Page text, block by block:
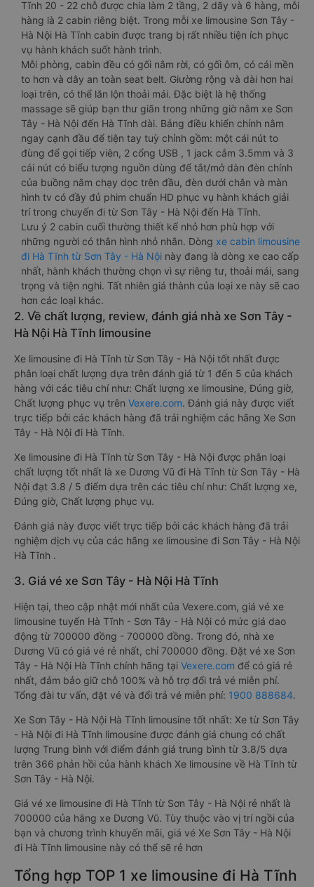
Tĩnh 20 - 22 chỗ được chia làm 2 tầng, 2 dãy và 6 hàng, mỗi
hàng là 2 cabin riêng biệt. Trong mỗi xe limousine Sơn Tây -
Hà Nội Hà Tĩnh cabin được trang bị rất nhiều tiện ích phục
vụ hành khách suốt hành trình.
Mỗi phòng, cabin đều có gối nằm rời, có gối ôm, có cái mền
to hơn và dây an toàn seat belt. Giường rộng và dài hơn hai
loại trên, có thể lăn lộn thoải mái. Đặc biệt là hệ thống
massage sẽ giúp bạn thư giãn trong những giờ nằm xe Sơn
Tây - Hà Nội đến Hà Tĩnh dài. Bảng điều khiển chính nằm
ngay cạnh đầu để tiện tay tuỳ chỉnh gồm: một cái nút to
đùng để gọi tiếp viên, 2 cổng USB , 1 jack cắm 3.5mm và 3
cái nút có biểu tượng nguồn dùng để tắt/mở dàn đèn chính
của buồng nằm chạy dọc trên đầu, đèn dưới chân và màn
hình tv có đầy đủ phim chuẩn HD phục vụ hành khách giải
trí trong chuyến đi từ Sơn Tây - Hà Nội đến Hà Tĩnh.
Lưu ý 2 cabin cuối thường thiết kế nhỏ hơn phù hợp với
những người có thân hình nhỏ nhắn. Dòng xe cabin limousine
đi Hà Tĩnh từ Sơn Tây - Hà Nội này đang là dòng xe cao cấp
nhất, hành khách thường chọn vì sự riêng tư, thoải mái, sang
trọng và tiện nghi. Tất nhiên giá thành của loại xe này sẽ cao
hơn các loại khác.
2. Về chất lượng, review, đánh giá nhà xe Sơn Tây -
Hà Nội Hà Tĩnh limousine
Xe limousine đi Hà Tĩnh từ Sơn Tây - Hà Nội tốt nhất được
phân loại chất lượng dựa trên đánh giá từ 1 đến 5 của khách
hàng với các tiêu chí như: Chất lượng xe limousine, Đúng giờ,
Chất lượng phục vụ trên Vexere.com. Đánh giá này được viết
trực tiếp bởi các khách hàng đã trải nghiệm các hãng Xe Sơn
Tây - Hà Nội đi Hà Tĩnh.
Xe limousine đi Hà Tĩnh từ Sơn Tây - Hà Nội được phân loại
chất lượng tốt nhất là xe Dương Vũ đi Hà Tĩnh từ Sơn Tây - Hà
Nội đạt 3.8 / 5 điểm dựa trên các tiêu chí như: Chất lượng xe,
Đúng giờ, Chất lượng phục vụ.
Đánh giá này được viết trực tiếp bởi các khách hàng đã trải
nghiệm dịch vụ của các hãng xe limousine đi Sơn Tây - Hà Nội
Hà Tĩnh .
3. Giá vé xe Sơn Tây - Hà Nội Hà Tĩnh
Hiện tại, theo cập nhật mới nhất của Vexere.com, giá vé xe
limousine tuyến Hà Tĩnh - Sơn Tây - Hà Nội có mức giá dao
động từ 700000 đồng - 700000 đồng. Trong đó, nhà xe
Dương Vũ có giá vé rẻ nhất, chỉ 700000 đồng. Đặt vé xe Sơn
Tây - Hà Nội Hà Tĩnh chính hãng tại Vexere.com để có giá rẻ
nhất, đảm bảo giữ chỗ 100% và hỗ trợ đổi trả vé miễn phí.
Tổng đài tư vấn, đặt vé và đổi trả vé miễn phí: 1900 888684.
Xe Sơn Tây - Hà Nội Hà Tĩnh limousine tốt nhất: Xe từ Sơn Tây
- Hà Nội đi Hà Tĩnh limousine được đánh giá chung có chất
lượng Trung bình với điểm đánh giá trung bình từ 3.8/5 dựa
trên 366 phản hồi của hành khách Xe limousine về Hà Tĩnh từ
Sơn Tây - Hà Nội.
Giá vé xe limousine đi Hà Tĩnh từ Sơn Tây - Hà Nội rẻ nhất là
700000 của hãng xe Dương Vũ. Tùy thuộc vào vị trí ngồi của
bạn và chương trình khuyến mãi, giá vé Xe Sơn Tây - Hà Nội
đi Hà Tĩnh limousine này có thể sẽ rẻ hơn
Tổng hợp TOP 1 xe limousine đi Hà Tĩnh